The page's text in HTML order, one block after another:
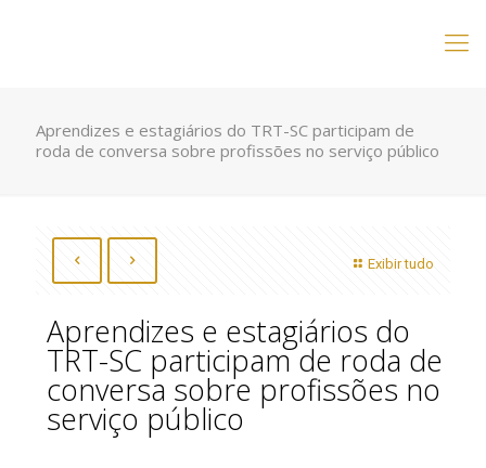
Aprendizes e estagiários do TRT-SC participam de
roda de conversa sobre profissões no serviço público
Exibir tudo
Aprendizes e estagiários do
TRT-SC participam de roda de
conversa sobre profissões no
serviço público